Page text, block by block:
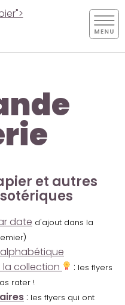
et autres
date d'ajout dans la
la collection : les flyers
rater !
: les flyers qui ont